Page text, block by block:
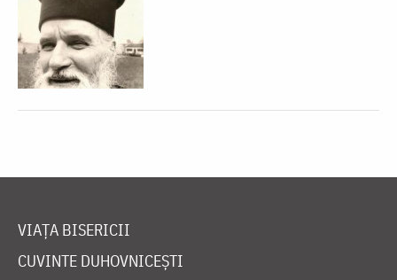
VIAȚA BISERICII
CUVINTE DUHOVNICEȘTI